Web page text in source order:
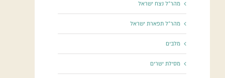
מהר"ל נצח ישראל
מהר"ל תפארת ישראל
מלבים
מסילת ישרים